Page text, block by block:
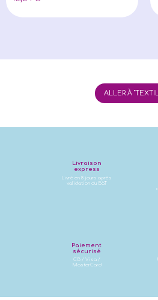
ALLER À
Livraison
express
Livré en 8 jours après
validation du BàT
Paiement
sécurisé
CB / Visa /
MasterCard